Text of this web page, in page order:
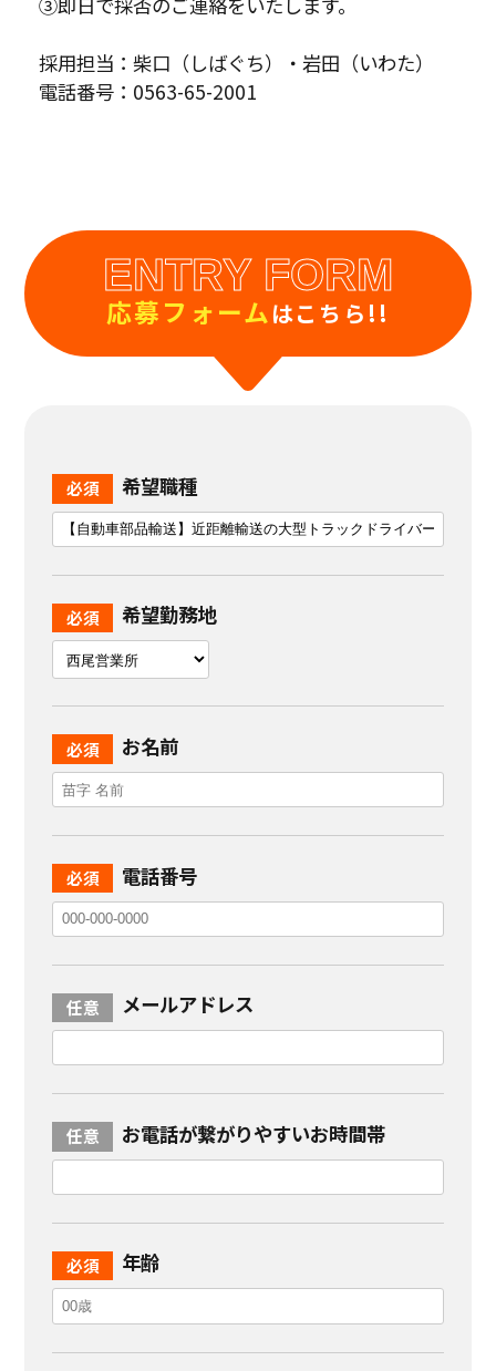
採用担当：柴口（しばぐち）・岩田（いわた）
電話番号：0563-65-2001
ENTRY FORM
応募フォームはこちら!!
希望職種
希望勤務地
お名前
電話番号
メールアドレス
お電話が繋がりやすいお時間帯
年齢